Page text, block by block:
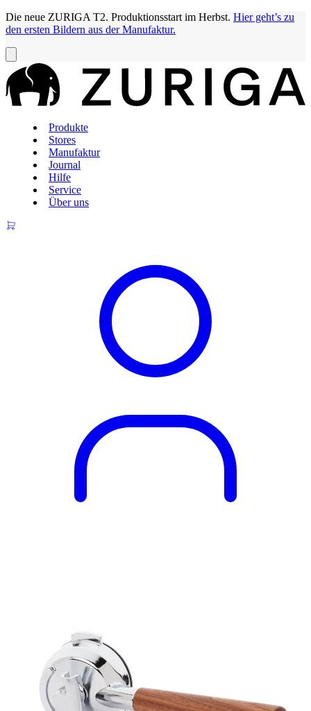
Die neue ZURIGA T2. Produktionsstart im Herbst. Hier geht’s zu
den ersten Bildern aus der Manufaktur.
Produkte
Stores
Manufaktur
Journal
Hilfe
Service
Über uns